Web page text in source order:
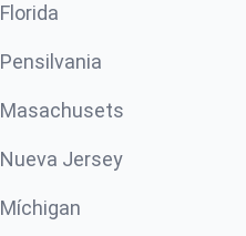
Florida
Pensilvania
Masachusets
Nueva Jersey
Míchigan